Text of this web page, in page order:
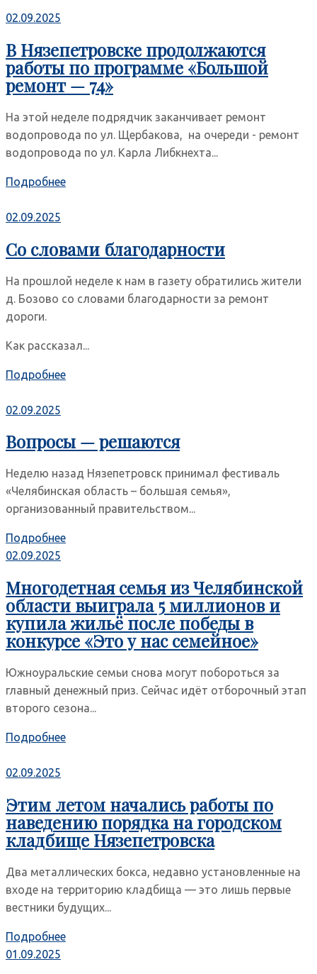
02.09.2025
В Нязепетровске продолжаются
работы по программе «Большой
ремонт — 74»
На этой неделе подрядчик заканчивает ремонт
водопровода по ул. Щербакова, на очереди - ремонт
водопровода по ул. Карла Либкнехта...
Подробнее
02.09.2025
Со словами благодарности
На прошлой неделе к нам в газету обратились жители
д. Бозово со словами благодарности за ремонт
дороги.
Как рассказал...
Подробнее
02.09.2025
Вопросы — решаются
Неделю назад Нязепетровск принимал фестиваль
«Челябинская область – большая семья»,
организованный правительством...
Подробнее
02.09.2025
Многодетная семья из Челябинской
области выиграла 5 миллионов и
купила жильё после победы в
конкурсе «Это у нас семейное»
Южноуральские семьи снова могут побороться за
главный денежный приз. Сейчас идёт отборочный этап
второго сезона...
Подробнее
02.09.2025
Этим летом начались работы по
наведению порядка на городском
кладбище Нязепетровска
Два металлических бокса, недавно установленные на
входе на территорию кладбища — это лишь первые
вестники будущих...
Подробнее
01.09.2025